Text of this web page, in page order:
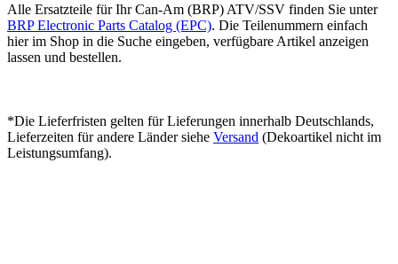
Alle Ersatzteile für Ihr Can-Am (BRP) ATV/SSV finden Sie unter
BRP Electronic Parts Catalog (EPC). Die Teilenummern einfach
hier im Shop in die Suche eingeben, verfügbare Artikel anzeigen
lassen und bestellen.
*Die Lieferfristen gelten für Lieferungen innerhalb Deutschlands,
Lieferzeiten für andere Länder siehe Versand (Dekoartikel nicht im
Leistungsumfang).